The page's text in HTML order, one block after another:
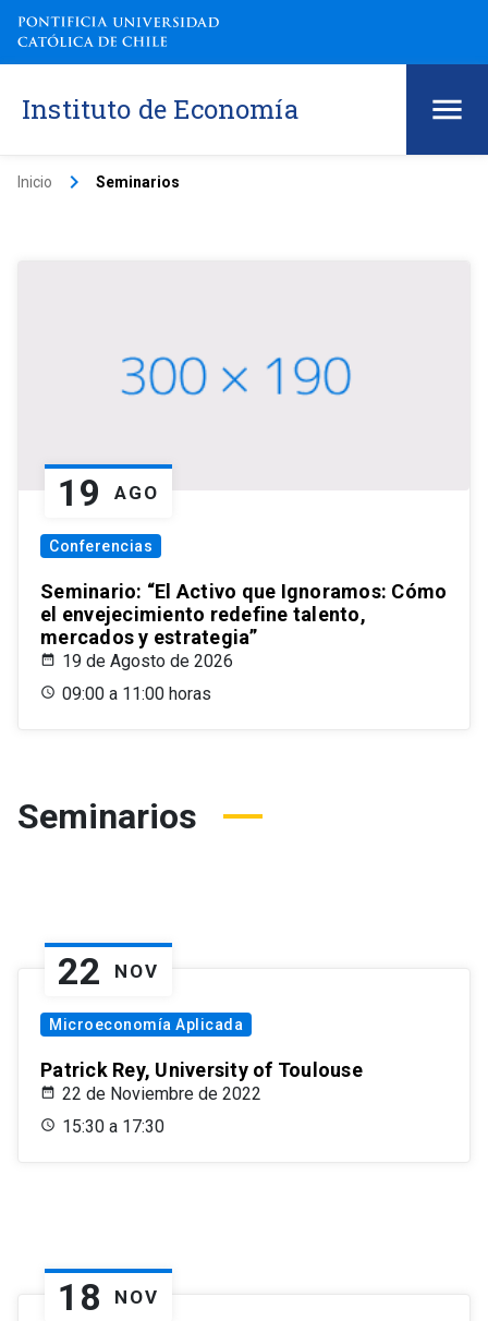
Instituto de Economía
Inicio keyboard_arrow_right Seminarios
19 AGO
Conferencias
Seminario: “El Activo que Ignoramos: Cómo
el envejecimiento redefine talento,
mercados y estrategia”
19 de Agosto de 2026
09:00 a 11:00 horas
Seminarios
22 NOV
Microeconomía Aplicada
Patrick Rey, University of Toulouse
22 de Noviembre de 2022
15:30 a 17:30
18 NOV